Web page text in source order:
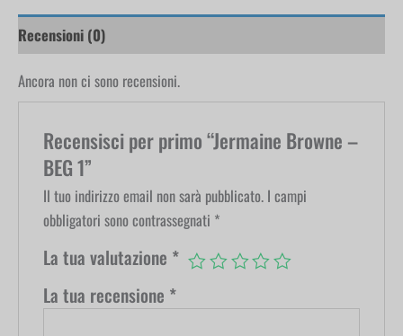
Recensioni (0)
Ancora non ci sono recensioni.
Recensisci per primo “Jermaine Browne –
BEG 1”
Il tuo indirizzo email non sarà pubblicato. I campi
obbligatori sono contrassegnati *
La tua valutazione *
La tua recensione *